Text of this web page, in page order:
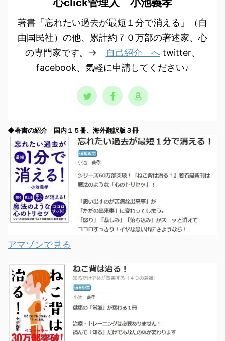
心click管理人 小池義孝
著書「忘れたい過去が最短１分で消える」（自
由国民社）の他、累計約７０万部の著述家、心
の専門家です。→
自己紹介 へtwitter、
facebook、気軽に申請してください♪
◆著書の紹介 国内１５冊、海外翻訳版３冊
アマゾンで見る